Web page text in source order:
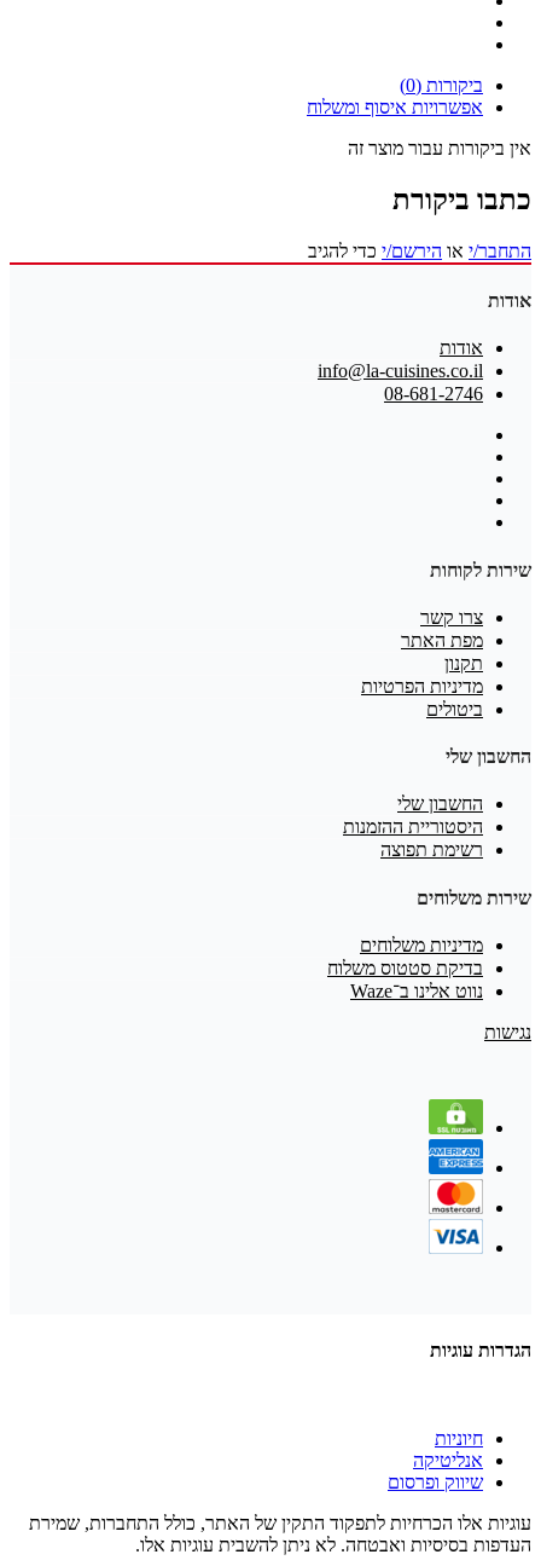
ביקורות (0)
אפשרויות איסוף ומשלוח
אין ביקורות עבור מוצר זה
כתבו ביקורת
התחבר/י או הירשם/י כדי להגיב
אודות
אודות
info@la-cuisines.co.il
08-681-2746
שירות לקוחות
צרו קשר
מפת האתר
תקנון
מדיניות הפרטיות
ביטולים
החשבון שלי
החשבון שלי
היסטוריית ההזמנות
רשימת תפוצה
שירות משלוחים
מדיניות משלוחים
בדיקת סטטוס משלוח
נווט אלינו ב־Waze
נגישות
הגדרות עוגיות
חיוניות
אנליטיקה
שיווק ופרסום
עוגיות אלו הכרחיות לתפקוד התקין של האתר, כולל התחברות, שמירת
העדפות בסיסיות ואבטחה. לא ניתן להשבית עוגיות אלו.